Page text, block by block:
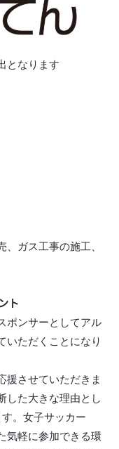
となります
ガス工事の施工、
ト
ポンサーとしてアル
いただくことになり
援させていただきま
した大きな理由とし
。女子サッカー
気軽に参加できる環